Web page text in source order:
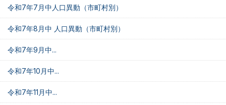
令和7年7月中人口異動（市町村別）
令和7年8月中 人口異動（市町村別）
令和7年9月中...
令和7年10月中...
令和7年11月中...